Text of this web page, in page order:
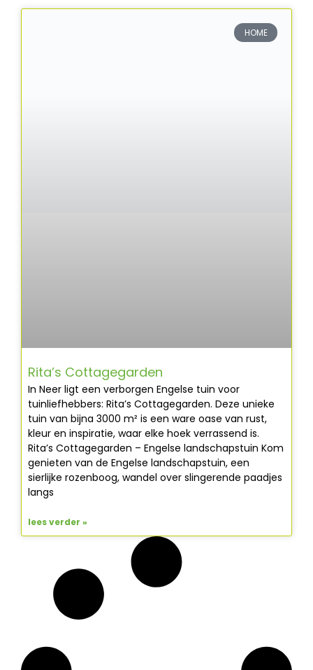
HOME
Rita’s Cottagegarden
In Neer ligt een verborgen Engelse tuin voor
tuinliefhebbers: Rita’s Cottagegarden. Deze unieke
tuin van bijna 3000 m² is een ware oase van rust,
kleur en inspiratie, waar elke hoek verrassend is.
Rita’s Cottagegarden – Engelse landschapstuin Kom
genieten van de Engelse landschapstuin, een
sierlijke rozenboog, wandel over slingerende paadjes
langs
lees verder »